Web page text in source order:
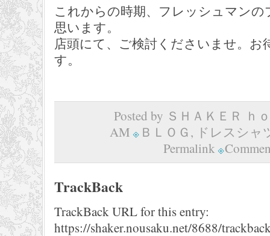
これからの時期、フレッシュマン
思います。
店頭にて、ご検討くださいませ。お
す。
Posted by ＳＨＡＫＥＲ ｈ
AM
ＢＬＯＧ, ドレスシャ
Permalink
TrackBack
TrackBack URL for this entry:
https://shaker.nousaku.net/8688/